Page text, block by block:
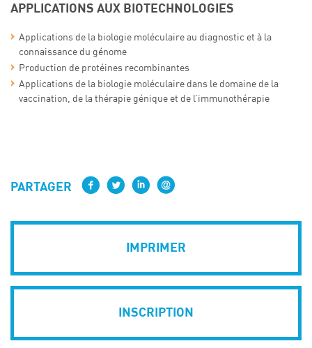
APPLICATIONS AUX BIOTECHNOLOGIES
Applications de la biologie moléculaire au diagnostic et à la
connaissance du génome
Production de protéines recombinantes
Applications de la biologie moléculaire dans le domaine de la
vaccination, de la thérapie génique et de l’immunothérapie
PARTAGER
IMPRIMER
INSCRIPTION